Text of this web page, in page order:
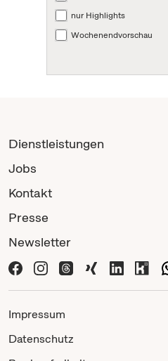
nur Highlights
Wochenendvorschau
Dienstleistungen
Jobs
Kontakt
Presse
Newsletter
Impressum
Datenschutz